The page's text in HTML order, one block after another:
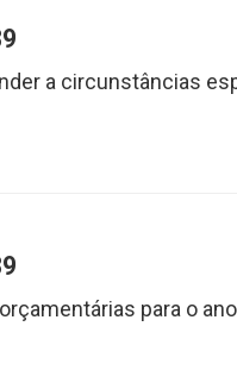
a circunstâncias
para o